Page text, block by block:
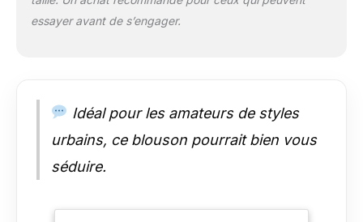
essayer avant de s’engager.
Idéal pour les amateurs de styles
urbains, ce blouson pourrait bien vous
séduire.